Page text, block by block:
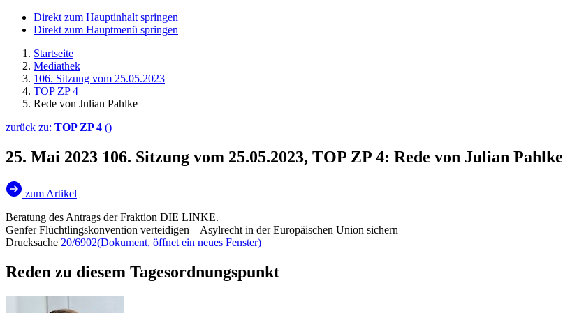
Direkt zum Hauptinhalt springen
Direkt zum Hauptmenü springen
Startseite
Mediathek
106. Sitzung vom 25.05.2023
TOP ZP 4
Rede von Julian Pahlke
zurück zu: TOP ZP 4 ()
25. Mai 2023 106. Sitzung vom 25.05.2023, TOP ZP 4: Rede von Julian Pahlke
zum Artikel
Beratung des Antrags der Fraktion DIE LINKE.
Genfer Flüchtlingskonvention verteidigen – Asylrecht in der Europäischen Union sichern
Drucksache 20/6902(Dokument, öffnet ein neues Fenster)
Reden zu diesem Tagesordnungspunkt